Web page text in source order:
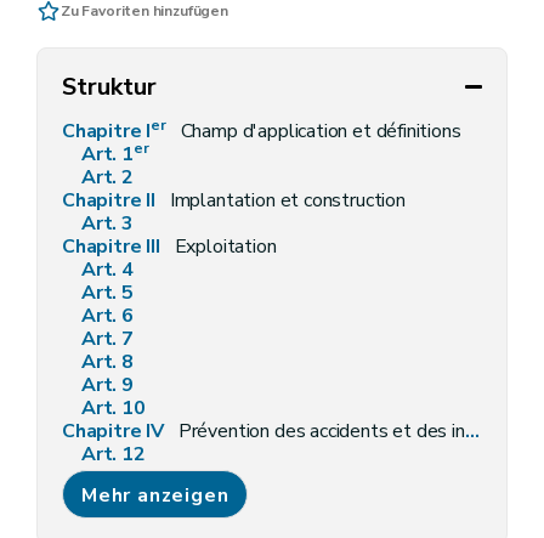
Zu Favoriten hinzufügen
Struktur
Chapitre Ier
Champ d'application et définitions
Art. 1er
Art. 2
Chapitre II
Implantation et construction
Art. 3
Chapitre III
Exploitation
Art. 4
Art. 5
Art. 6
Art. 7
Art. 8
Art. 9
Art. 10
Chapitre IV Prévention des accidents et des incendies
Art. 12
Art. 13
Art. 14
Art. 15
Mehr anzeigen